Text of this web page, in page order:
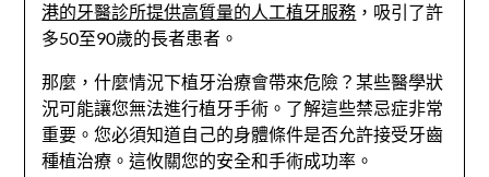
港的牙醫診所提供高質量的人工植牙服務 ，吸引了許
多50至90歲的長者患者。
那麼，什麼情況下植牙治療會帶來危險？某些醫學狀
況可能讓您無法進行植牙手術。了解這些禁忌症非常
重要。您必須知道自己的身體條件是否允許接受牙齒
種植治療。這攸關您的安全和手術成功率。